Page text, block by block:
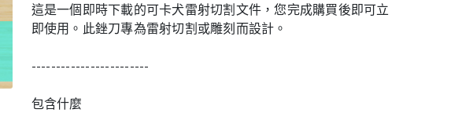
這是一個即時下載的可卡犬雷射切割文件，您完成購買後即可立
即使用。此銼刀專為雷射切割或雕刻而設計。
------------------------
包含什麼